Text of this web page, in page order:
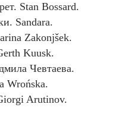
Stan Bossard.
Sandara.
Zakonjšek.
Kuusk.
Чевтаева.
Wrońska.
Arutinov.